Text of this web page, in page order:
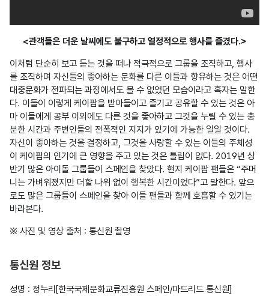
<관객들은 더운 날씨에도 불구하고 열정적으로 행사를 즐겼다.>
이처럼 단순히 보고 듣는 것을 떠나 적극적으로 그룹을 조직하고, 행사
를 조직하며 자신들의 좋아하는 문화를 다른 이들과 향유하는 것은 어떤
대중문화가 전파되는 과정에서도 볼 수 없었던 모습이라고 혹자는 말한
다. 이들이 이렇게 케이팝을 받아들이고 즐기고 공유할 수 있는 것은 아
마 이들에게 공부 이외에도 다른 것을 좋아하고 그것을 누릴 수 있는 충
분한 시간과 주변인들의 전폭적인 지지가 있기에 가능한 일일 것이다.
자신이 좋아하는 것을 결정하고, 그것을 사랑할 수 있는 이들의 주체성
이 케이팝의 인기에 큰 영향을 주고 있는 것은 틀림이 없다. 2019년 상
반기 많은 아이돌 그룹들이 스페인을 찾았다. 현지 케이팝 팬들은 “주머
니는 가벼워졌지만 더할 나위 없이 행복한 시간이었다”고 말한다. 앞으
로도 많은 그룹들이 스페인을 찾아 이들 팬들과 함께 호흡할 수 있기는
바라본다.
※ 사진 및 영상 출처 : 통신원 촬영
통신원 정보
성명 : 정누리[한국국제문화교류진흥원 스페인/마드리드 통신원]